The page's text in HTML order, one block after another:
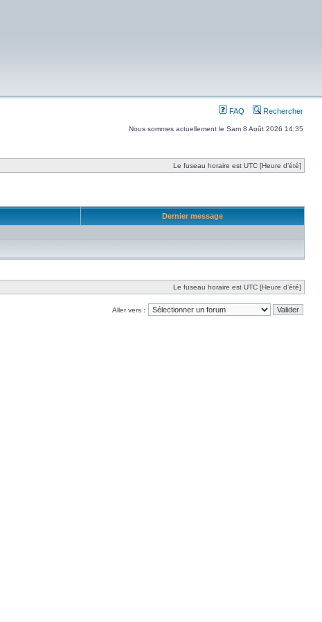
FAQ Rechercher
Nous sommes actuellement le Sam 8 Août 2026 14:35
Le fuseau horaire est UTC [Heure d’été]
Dernier message
Le fuseau horaire est UTC [Heure d’été]
Aller vers :